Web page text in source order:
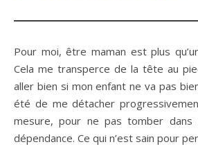
Pour moi, être maman est plus
Cela me transperce de la tête au
aller bien si mon enfant ne va pas
été de me détacher
mesure, pour ne pas tomber
dépendance. Ce qui n’est sain pour